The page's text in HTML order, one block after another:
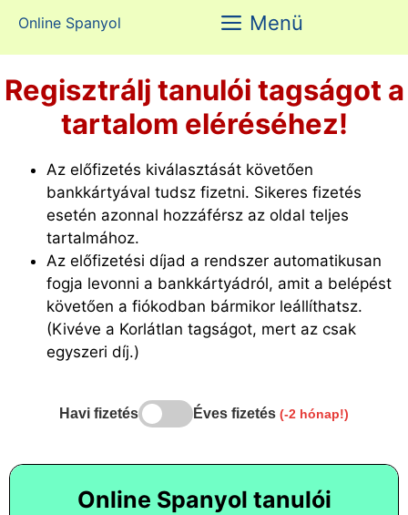
tartalomba
Online Spanyol Menü
Regisztrálj tanulói tagságot a
tartalom eléréséhez!
Az előfizetés kiválasztását követően
bankkártyával tudsz fizetni. Sikeres fizetés
esetén azonnal hozzáférsz az oldal teljes
tartalmához.
Az előfizetési díjad a rendszer automatikusan
fogja levonni a bankkártyádról, amit a belépést
követően a fiókodban bármikor leállíthatsz.
(Kivéve a Korlátlan tagságot, mert az csak
egyszeri díj.)
Havi fizetés Éves fizetés (-2 hónap!)
Online Spanyol tanulói